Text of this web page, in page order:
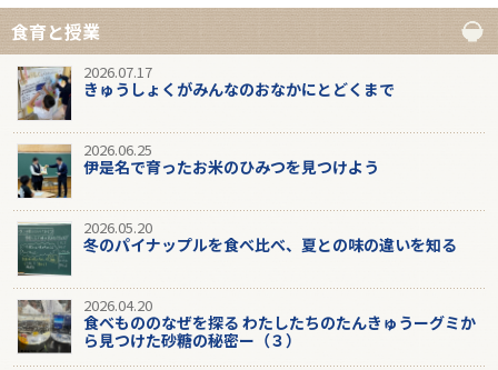
食育と授業
2026.07.17
きゅうしょくがみんなのおなかにとどくまで
2026.06.25
伊是名で育ったお米のひみつを見つけよう
2026.05.20
冬のパイナップルを食べ比べ、夏との味の違いを知る
2026.04.20
食べもののなぜを探る わたしたちのたんきゅうーグミか
ら見つけた砂糖の秘密ー（３）